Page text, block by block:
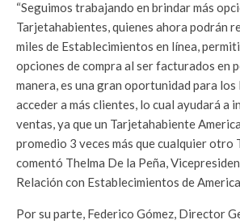
“Seguimos trabajando en brindar más
Tarjetahabientes, quienes ahora podrán
miles de Establecimientos en línea,
opciones de compra al ser facturados en
manera, es una gran oportunidad para
acceder a más clientes, lo cual ayudará a
ventas, ya que un Tarjetahabiente
promedio 3 veces más que cualquier otro
comentó Thelma De la Peña,
Relación con Establecimientos de
Por su parte, Federico Gómez, Director